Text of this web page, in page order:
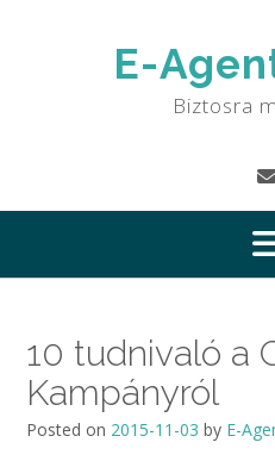
E-
Biztosra
10 tudnivaló a
Kampányról
Posted on 2015-11-03 by E-